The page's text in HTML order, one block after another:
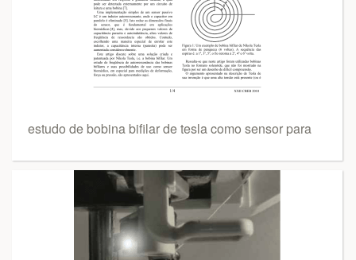
estudo de bobina bifilar de tesla como sensor para